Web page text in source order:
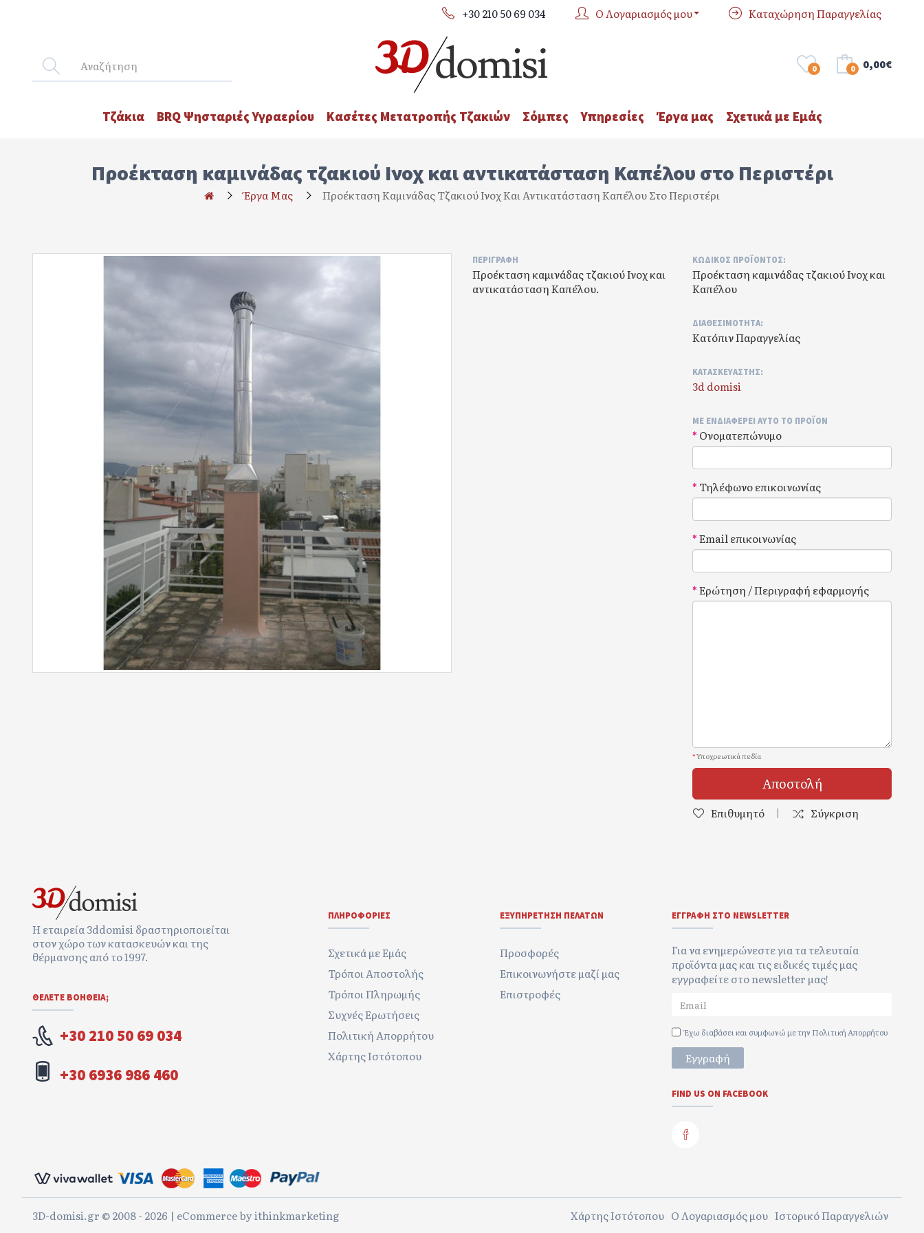
+30 210 50 69 034 Ο Λογαριασμός μου Καταχώρηση Παραγγελίας
0 0 0,00€
Τζάκια BRQ Ψησταριές Υγραερίου Κασέτες Μετατροπής Τζακιών Σόμπες Υπηρεσίες Έργα μας Σχετικά με Εμάς
Προέκταση καμινάδας τζακιού Ινοχ και αντικατάσταση Καπέλου στο Περιστέρι
Έργα Μας Προέκταση Καμινάδας Τζακιού Ινοχ Και Αντικατάσταση Καπέλου Στο Περιστέρι
ΚΩΔΙΚΌΣ ΠΡΟΪΌΝΤΟΣ:
Προέκταση καμινάδας τζακιού Ινοχ και
Καπέλου
ΔΙΑΘΕΣΙΜΌΤΗΤΑ:
Κατόπιν Παραγγελίας
ΚΑΤΑΣΚΕΥΑΣΤΉΣ:
3d domisi
ΜΕ ΕΝΔΙΑΦΈΡΕΙ ΑΥΤΌ ΤΟ ΠΡΟΪΟΝ
Ονοματεπώνυμο
Τηλέφωνο επικοινωνίας
Email επικοινωνίας
Ερώτηση / Περιγραφή εφαρμογής
*Υποχρεωτικά πεδία
Αποστολή
Επιθυμητό Σύγκριση
ΠΕΡΙΓΡΑΦΉ
Προέκταση καμινάδας τζακιού Ινοχ και
αντικατάσταση Καπέλου.
Η εταιρεία 3ddomisi δραστηριοποιείται
στον χώρο των κατασκευών και της
θέρμανσης από το 1997.
ΘΕΛΕΤΕ ΒΟΉΘΕΙΑ;
+30 210 50 69 034
+30 6936 986 460
ΠΛΗΡΟΦΟΡΊΕΣ
Σχετικά με Εμάς
Τρόποι Αποστολής
Τρόποι Πληρωμής
Συχνές Ερωτήσεις
Πολιτική Απορρήτου
Χάρτης Ιστότοπου
ΕΞΥΠΗΡΈΤΗΣΗ ΠΕΛΑΤΏΝ
Προσφορές
Επικοινωνήστε μαζί μας
Επιστροφές
ΕΓΓΡΑΦΉ ΣΤΟ NEWSLETTER
Για να ενημερώνεστε για τα τελευταία
προϊόντα μας και τις ειδικές τιμές μας
εγγραφείτε στο newsletter μας!
Έχω διαβάσει και συμφωνώ με την Πολιτική Απορρήτου
Εγγραφή
FIND US ON FACEBOOK
3D-domisi.gr © 2008 - 2026 | eCommerce byithinkmarketing Χάρτης Ιστότοπου Ο Λογαριασμός μου Ιστορικό Παραγγελιών